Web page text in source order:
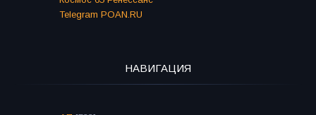
Telegram POAN.RU
НАВИГАЦИЯ